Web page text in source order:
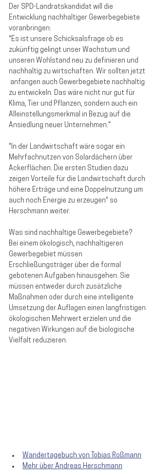
Der SPD-Landratskandidat will die
Entwicklung nachhaltiger Gewerbegebiete
voranbringen:
"Es ist unsere Schicksalsfrage ob es
zukünftig gelingt unser Wachstum und
unseren Wohlstand neu zu definieren und
nachhaltig zu wirtschaften. Wir sollten jetzt
anfangen auch Gewerbegebiete nachhaltig
zu entwickeln. Das wäre nicht nur gut für
Klima, Tier und Pflanzen, sondern auch ein
Alleinstellungsmerkmal in Bezug auf die
Ansiedlung neuer Unternehmen."
"In der Landwirtschaft wäre sogar ein
Mehrfachnutzen von Solardächern über
Ackerflächen. Die ersten Studien dazu
zeigen Vorteile für die Landwirtschaft durch
höhere Erträge und eine Doppelnutzung um
auch noch Energie zu erzeugen" so
Herschmann weiter.
Was sind nachhaltige Gewerbegebiete?
Bei einem ökologisch, nachhaltigeren
Gewerbegebiet müssen
Erschließungsträger über die formal
gebotenen Aufgaben hinausgehen. Sie
müssen entweder durch zusätzliche
Maßnahmen oder durch eine intelligente
Umsetzung der Auflagen einen langfristigen
ökologischen Mehrwert erzielen und die
negativen Wirkungen auf die biologische
Vielfalt reduzieren.
Wandertagebuch von Tobias Roßmann
Mehr über Andreas Herschmann